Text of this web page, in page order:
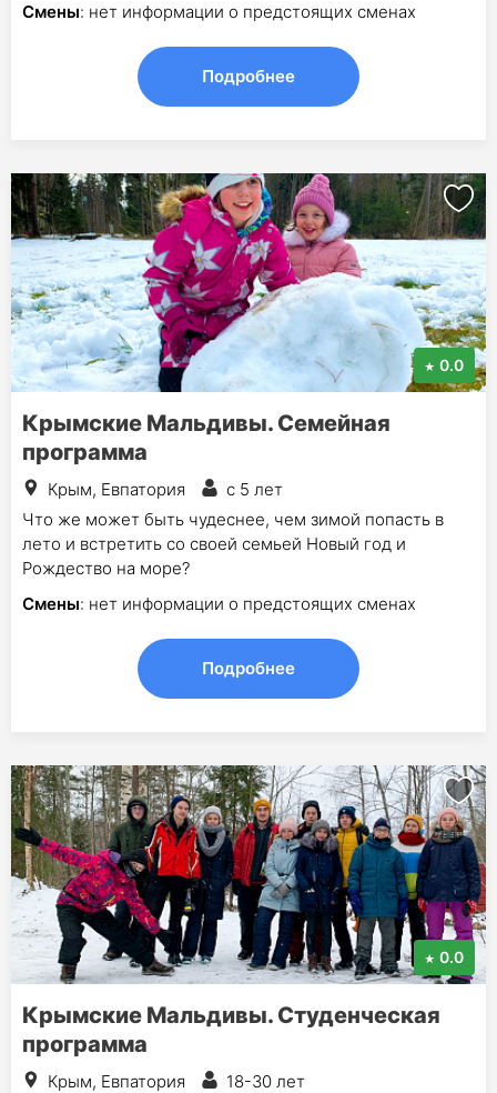
Смены: нет информации о предстоящих сменах
Подробнее
0.0
Крымские Мальдивы. Семейная
программа
Крым, Евпатория
с 5 лет
Что же может быть чудеснее, чем зимой попасть в
лето и встретить со своей семьей Новый год и
Рождество на море?
Смены: нет информации о предстоящих сменах
Подробнее
0.0
Крымские Мальдивы. Студенческая
программа
Крым, Евпатория
18-30 лет